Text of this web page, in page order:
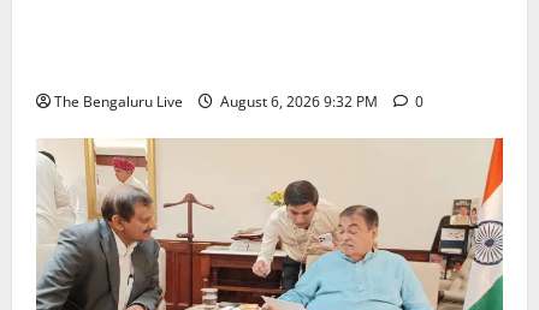
The Bengaluru Live August 6, 2026 9:32 PM 0